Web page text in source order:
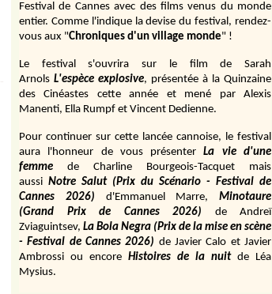
Festival de Cannes avec des films venus du monde
entier. Comme l'indique la devise du festival, rendez-
vous aux "Chroniques d'un village monde" !
Le festival s'ouvrira sur le film de Sarah
Arnols L'espèce explosive, présentée à la Quinzaine
des Cinéastes cette année et mené par Alexis
Manenti, Ella Rumpf et Vincent Dedienne.
Pour continuer sur cette lancée cannoise, le festival
aura l'honneur de vous présenter
La vie d'une
femme
de Charline Bourgeois-Tacquet
mais
aussi Notre Salut (Prix du Scénario - Festival de
Cannes 2026)
d'Emmanuel Marre,
Minotaure
(Grand Prix de Cannes 2026)
de Andreï
Zviaguintsev, La Bola Negra (Prix de la mise en scène
- Festival de Cannes 2026) de Javier Calo et Javier
Ambrossi ou encore Histoires de la nuit de Léa
Mysius.